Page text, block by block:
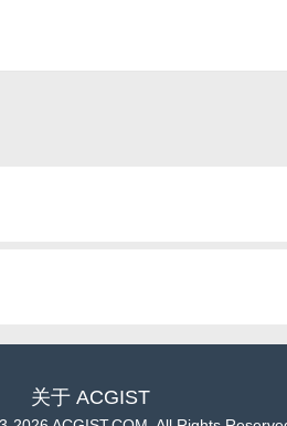
关于 ACGIST